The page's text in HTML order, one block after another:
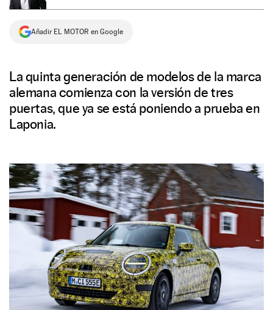
Añadir EL MOTOR en Google
La quinta generación de modelos de la marca
alemana comienza con la versión de tres
puertas, que ya se está poniendo a prueba en
Laponia.